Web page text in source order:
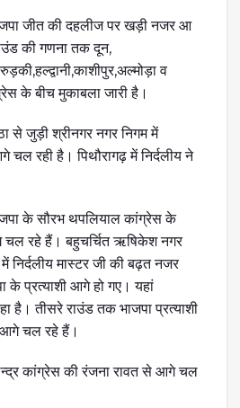
जीत की दहलीज पर खड़ी नजर आ
की गणना तक दून,
व
के बीच मुकाबला जारी है।
से जुड़ी श्रीनगर नगर निगम में
चल रही है। पिथौरागढ़ में निर्दलीय ने
के सौरभ थपलियाल कांग्रेस के
चल रहे हैं। बहुचर्चित ऋषिकेश नगर
मास्टर जी की बढ़त नजर
के प्रत्याशी आगे हो गए। यहां
है। तीसरे राउंड तक भाजपा प्रत्याशी
चल रहे हैं।
कांग्रेस की रंजना रावत से आगे चल